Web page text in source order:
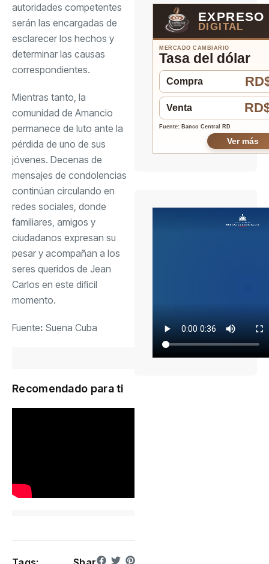
autoridades competentes
serán las encargadas de
esclarecer los hechos y
determinar las causas
correspondientes.
Mientras tanto, la
comunidad de Amancio
permanece de luto ante la
pérdida de uno de sus
jóvenes. Decenas de
mensajes de condolencias
continúan circulando en
redes sociales, donde
familiares, amigos y
ciudadanos expresan su
pesar y acompañan a los
seres queridos de Jean
Carlos en este difícil
momento.
Fuente: Suena Cuba
Recomendado para ti
EXPRESO
DIGITAL
MERCADO CAMBIARIO
Tasa del dólar
Compra
Venta
Fuente: Banco Central RD
Ver más